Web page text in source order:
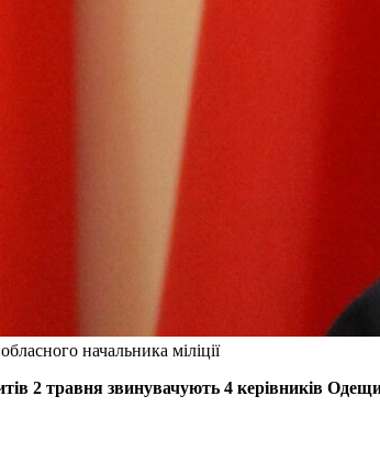
начальника міліції
2 травня звинувачують 4 керівників